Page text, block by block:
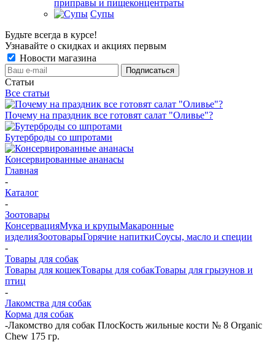
приправы и пищеконцентраты
Супы
Будьте всегда в курсе!
Узнавайте о скидках и акциях первым
Новости магазина
Статьи
Все статьи
Почему на праздник все готовят салат "Оливье"?
Бутерброды со шпротами
Консервированные ананасы
Главная
-
Каталог
-
Зоотовары
КонсервацияМука и крупыМакаронные
изделияЗоотоварыГорячие напиткиСоусы, масло и специи
-
Товары для собак
Товары для кошекТовары для собакТовары для грызунов и
птиц
-
Лакомства для собак
Корма для собак
-Лакомство для собак ПлосКость жильные кости № 8 Organic
Chew 175 гр.